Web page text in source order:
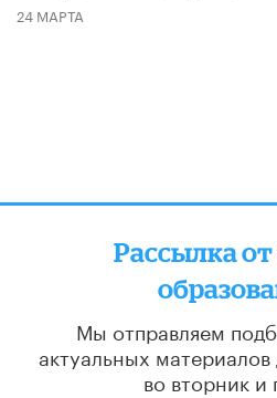
24 МАРТА
Рассылка
Мы отправляем
актуальных материалов
во вторник и